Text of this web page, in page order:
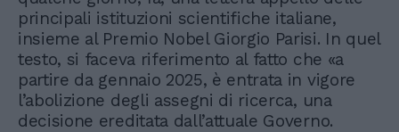
principali istituzioni scientifiche italiane,
insieme al Premio Nobel Giorgio Parisi. In quel
testo, si faceva riferimento al fatto che «a
partire da gennaio 2025, è entrata in vigore
l’abolizione degli assegni di ricerca, una
decisione ereditata dall’attuale Governo.